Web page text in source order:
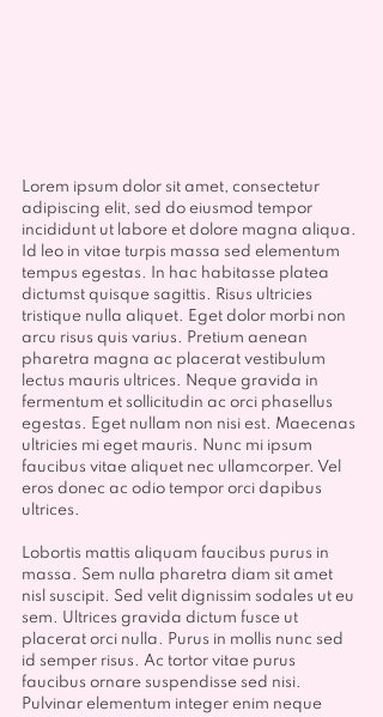
Lorem ipsum dolor sit amet, consectetur
adipiscing elit, sed do eiusmod tempor
incididunt ut labore et dolore magna aliqua.
Id leo in vitae turpis massa sed elementum
tempus egestas. In hac habitasse platea
dictumst quisque sagittis. Risus ultricies
tristique nulla aliquet. Eget dolor morbi non
arcu risus quis varius. Pretium aenean
pharetra magna ac placerat vestibulum
lectus mauris ultrices. Neque gravida in
fermentum et sollicitudin ac orci phasellus
egestas. Eget nullam non nisi est. Maecenas
ultricies mi eget mauris. Nunc mi ipsum
faucibus vitae aliquet nec ullamcorper. Vel
eros donec ac odio tempor orci dapibus
ultrices.
Lobortis mattis aliquam faucibus purus in
massa. Sem nulla pharetra diam sit amet
nisl suscipit. Sed velit dignissim sodales ut eu
sem. Ultrices gravida dictum fusce ut
placerat orci nulla. Purus in mollis nunc sed
id semper risus. Ac tortor vitae purus
faucibus ornare suspendisse sed nisi.
Pulvinar elementum integer enim neque